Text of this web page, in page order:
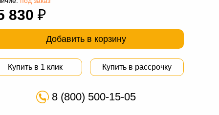
830 ₽
Добавить в корзину
Купить в 1 клик Купить в рассрочку
8 (800) 500-15-05